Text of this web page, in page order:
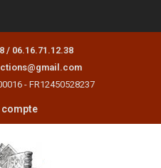
/ 06.16.71.12.38
- FR12450528237
compte